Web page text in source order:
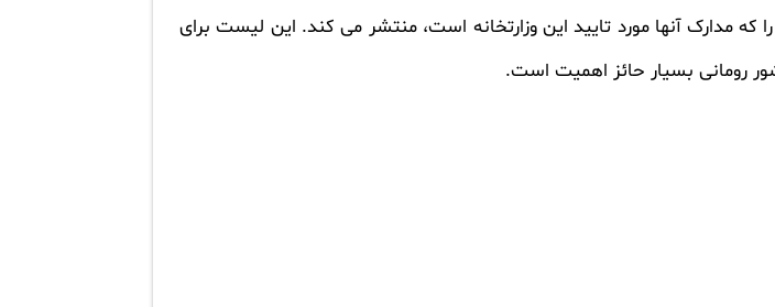
مدارک آنها مورد تایید این وزارتخانه است، منتشر می کند. این لیست برای
رومانی بسیار حائز اهمیت است.